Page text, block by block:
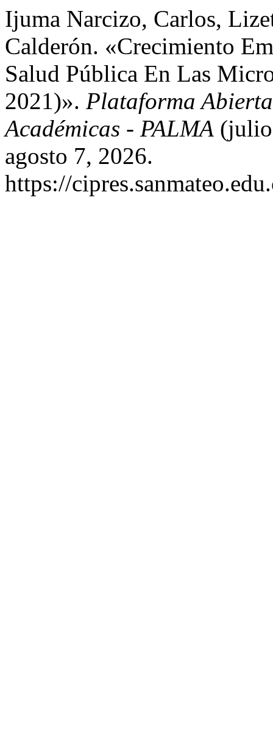
Ijuma Narcizo, Carlos,
Calderón. «Crecimiento
Salud Pública En Las
2021)». Plataforma
Académicas - PALMA
agosto 7, 2026.
https://